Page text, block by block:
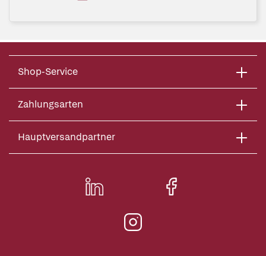
Shop-Service
Zahlungsarten
Hauptversandpartner